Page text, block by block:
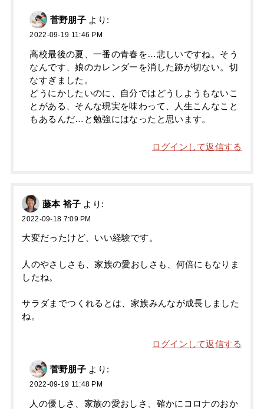
菅野朋子 より:
2022-09-19 11:46 PM
高校最後の夏、一番の青春を…悲しいですね。そう
なんです、娘のカレンダーを消した跡が切ない。切
なすぎました。
どうにかしたいのに、自分ではどうしようもないこ
とがある、そんな現実を味わって、人生こんなこと
もあるんだ…と勉強にはなったと思います。
ログインして返信する
藤本 裕子 より:
2022-09-18 7:09 PM
大変だったけど、いい経験です。
人のやさしさも、家族の愛おしさも、何倍にもなりま
したね。
サラダまでつくれるとは、家族みんなが成長しました
ね。
ログインして返信する
菅野朋子 より:
2022-09-19 11:48 PM
人の優しさ、家族の愛おしさ、確かにコロナのおか